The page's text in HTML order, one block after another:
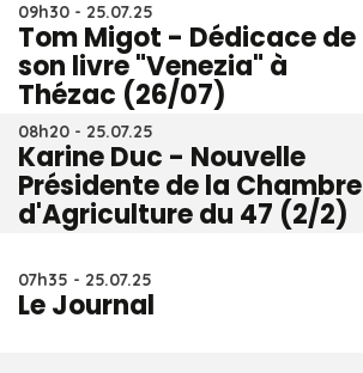
09h30 - 25.07.25
Tom Migot - Dédicace de
son livre "Venezia" à
Thézac (26/07)
08h20 - 25.07.25
Karine Duc - Nouvelle
Présidente de la Chambre
d'Agriculture du 47 (2/2)
07h35 - 25.07.25
Le Journal